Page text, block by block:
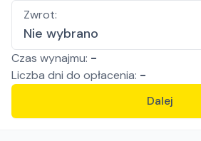
Zwrot:
Nie wybrano
Czas wynajmu: -
Liczba dni do opłacenia: -
Dalej